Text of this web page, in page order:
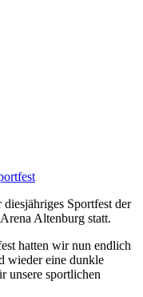
Sportfest der
Altenburg statt.
hatten wir nun endlich
wieder eine dunkle
unsere sportlichen